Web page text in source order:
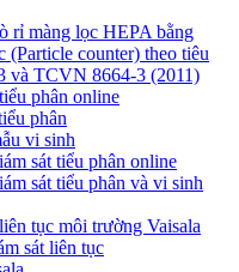
rỉ màng lọc HEPA bằng
(Particle counter) theo tiêu
và TCVN 8664-3 (2011)
phân online
phân
vi sinh
sát tiểu phân online
sát tiểu phân và vi sinh
tục môi trường Vaisala
sát liên tục